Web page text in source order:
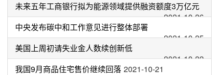
未来五年工商银行拟为能源领域提供融资额度3万亿元
2021-10-26
中央发布碳中和工作意见进行整体部署
2021-10-25
美国上周初请失业金人数续创新低
2021-10-22
我国9月商品住宅售价继续回落 2021-10-21